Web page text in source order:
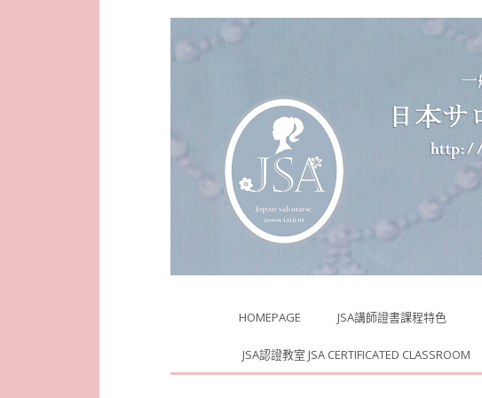
HOMEPAGE JSA講師證書課程特色
JSA認證教室 JSA CERTIFICATED CLASSROOM